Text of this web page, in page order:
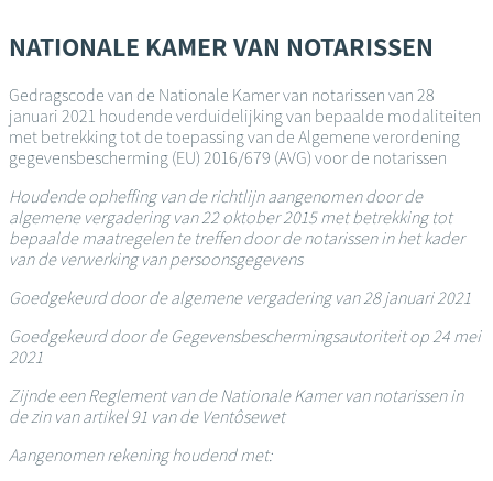
en
naar
inhoud
gaan
NATIONALE KAMER VAN NOTARISSEN
Gedragscode van de Nationale Kamer van notarissen van 28
januari 2021 houdende verduidelijking van bepaalde modaliteiten
met betrekking tot de toepassing van de Algemene verordening
gegevensbescherming (EU) 2016/679 (AVG) voor de notarissen
Houdende opheffing van de richtlijn aangenomen door de
algemene vergadering van 22 oktober 2015 met betrekking tot
bepaalde maatregelen te treffen door de notarissen in het kader
van de verwerking van persoonsgegevens
Goedgekeurd door de algemene vergadering van 28 januari 2021
Goedgekeurd door de Gegevensbeschermingsautoriteit op 24 mei
2021
Zijnde een Reglement van de Nationale Kamer van notarissen in
de zin van artikel 91 van de Ventôsewet
Aangenomen rekening houdend met: